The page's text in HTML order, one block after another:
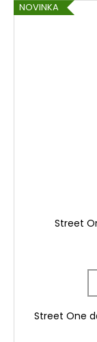
NOVINKA
Street
Street One